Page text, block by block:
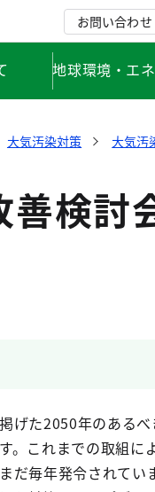
お問い合わせ
地球環境・エ
大気汚染対策 大気汚
善検討
げた2050年のある
。これまでの取組に
だ毎年発令されて